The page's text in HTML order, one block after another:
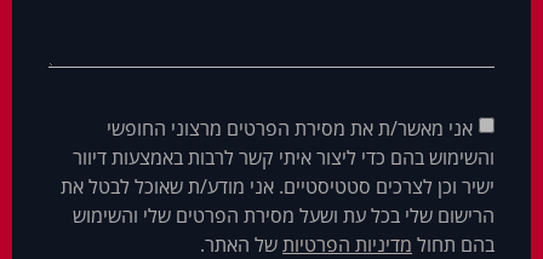
אני מאשר/ת את מסירת הפרטים מרצוני החופשי
והשימוש בהם כדי ליצור איתי קשר לרבות באמצעות דיוור
ישיר וכן לצרכים סטטיסטיים. אני מודע/ת שאוכל לבטל את
הרישום שלי בכל עת ושעל מסירת הפרטים שלי והשימוש
בהם תחול מדיניות הפרטיותשל האתר.